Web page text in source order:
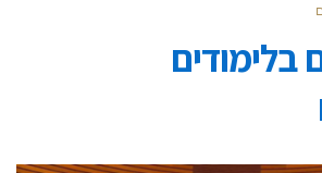
בלימודים